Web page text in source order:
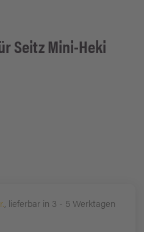
Seitz Mini-Heki
, lieferbar in 3 - 5 Werktagen